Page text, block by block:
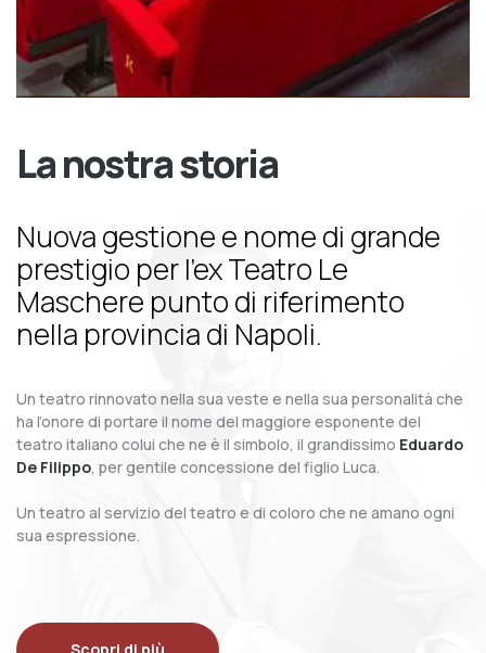
La nostra storia
Nuova gestione e nome di grande
prestigio per l’ex Teatro Le
Maschere punto di riferimento
nella provincia di Napoli.
Un teatro rinnovato nella sua veste e nella sua personalità che
ha l’onore di portare il nome del maggiore esponente del
teatro italiano colui che ne è il simbolo, il grandissimo Eduardo
De Filippo, per gentile concessione del figlio Luca.
Un teatro al servizio del teatro e di coloro che ne amano ogni
sua espressione.
Scopri di più